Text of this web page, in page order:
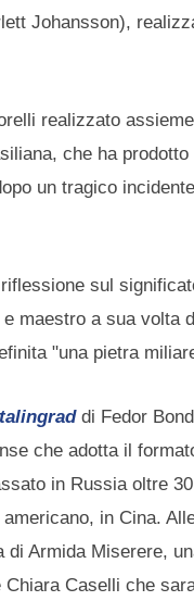
Johansson),
realizzato
che ha
un tragico
sul
maestro a sua volta
"una pietra
di Fedor
che adotta il
in Russia oltre
in Cina.
Armida Miserere,
Caselli che